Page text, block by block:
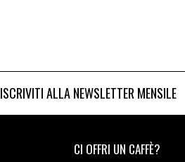
ISCRIVITI ALLA NEWSLETTER MENSILE
CI OFFRI UN CAFFÈ?